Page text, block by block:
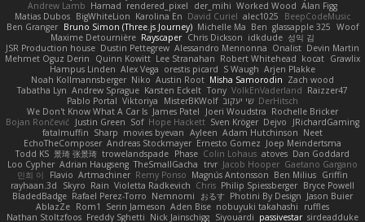
Andrew Lamb Hamad rendered_pixel der_mihi Worked Wood Alan Figg
Matias Dubos BigWhiteLion Karolina En David Curiel alec1025
BeepCodeMusic
Ben Granger Bruno Simon (Three.js Journey) Michelle Ma Ben glassapple 325 Woof
Maxime Detournière Rayscaper Chris Dickson idkdude 성익 김
JSR Production house Dustin Pettegrew Alessandro Mennonna Onalist Devin Martin
Mehmet Oguz Derin
Quinn Kowitt Lee Stranahan Robert Whitehead kocat Grawlix
Hampus Linden Alex Vega orestis picard S Waugh Arjen Plakke
Noah Kollmannsberger Niko Austin Root Misha Samorodin Zach wood
Tabatha Lyn Andrew Sprague Karsten Eckelt Tony VolkEnVaderland Raizzer47
Pablo Portal Viktoriya MisterBKWolf שי יעקוב DerHitsch
We Don't Know What A Car Is James Patel Joeri Woudstra Rochelle Bricker
Bojan Rončević
Justin Green Sof Hope Hackett Sven Kröger Dejvo
JRichardGaming
fatalmuffin Sharp movies byevan Ayleen Adam Hutchinson Neet
EchoTheComposer Andreas Stockmayer Ernesto Gomez Joep Meindertsma
Todd KS 景琦 张景琦 trowelandspade Phase Colin Lohaus atoves Dan Goddard
Loo Cypher Adrian Haugseng TheSmallGacha trvr Jacob Hooper Gaetano Gargano
민희 이
Flavio Artmachiner Remy Ponso Magnús Antonsson Ben Milius Griffin
rayhaan.3d
Skyro Rain Violetta Radkevich Chris Philip Spiessberger Bryce Powell
BladedBadge Rafael Perez-Torro Nemnomi おるす Photini By Design Jason Buier
AblazZe Rom1 Serin Jameson Aden Bise nobuyuki takahashi
ruffles
Nathan Stoltzfoos Freddy Sghetti Nick Jainschigg Siyouardi passivestar sirdeadduke